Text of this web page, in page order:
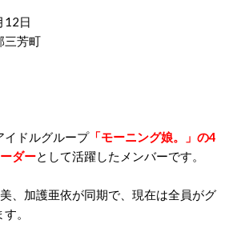
12日
三芳町
イドルグループ「モーニング娘。」の4
ダーとして活躍したメンバーです。
、加護亜依が同期で、現在は全員がグ
。